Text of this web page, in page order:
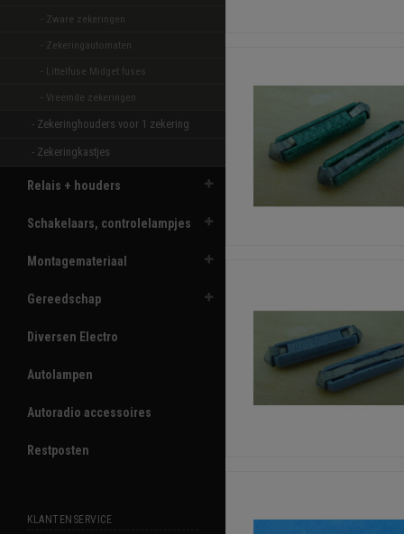
- Zware zekeringen
- Zekeringautomaten
- Littelfuse Midget fuses
- Vreemde zekeringen
- Zekeringhouders voor 1 zekering
- Zekeringkastjes
Relais + houders
Schakelaars, controlelampjes
Montagemateriaal
Gereedschap
Diversen Electro
Autolampen
Autoradio accessoires
Restposten
KLANTENSERVICE